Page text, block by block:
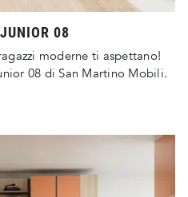
08
moderne ti aspettano!
08 di San Martino Mobili.